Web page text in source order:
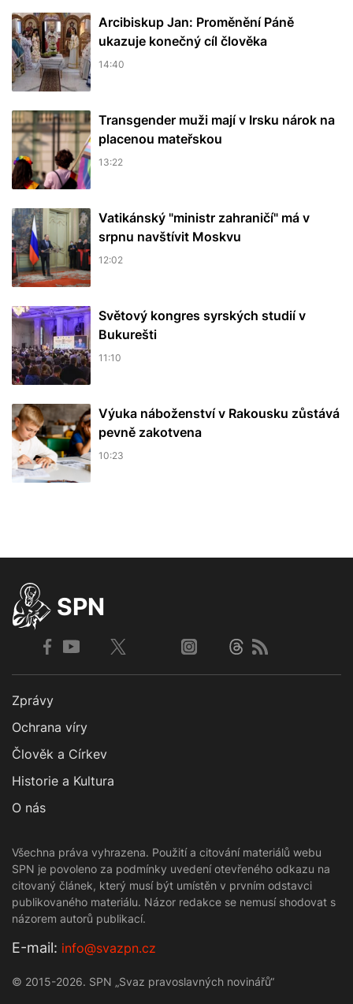
Arcibiskup Jan: Proměnění Páně
ukazuje konečný cíl člověka
14:40
Transgender muži mají v Irsku nárok na
placenou mateřskou
13:22
Vatikánský "ministr zahraničí" má v
srpnu navštívit Moskvu
12:02
Světový kongres syrských studií v
Bukurešti
11:10
Výuka náboženství v Rakousku zůstává
pevně zakotvena
10:23
SPN
Zprávy
Ochrana víry
Člověk a Církev
Historie a Kultura
O nás
Všechna práva vyhrazena. Použití a citování materiálů webu
SPN je povoleno za podmínky uvedení otevřeného odkazu na
citovaný článek, který musí být umístěn v prvním odstavci
publikovaného materiálu. Názor redakce se nemusí shodovat s
názorem autorů publikací.
Е-mail: info@svazpn.cz
© 2015-2026. SPN „Svaz pravoslavných novinářů“